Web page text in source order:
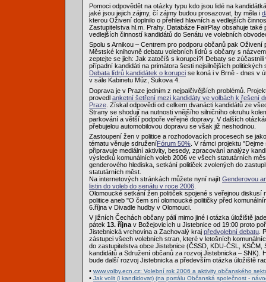
Pomoci odpovědět na otázky typu kdo jsou lidé na
jaké jsou jejich zájmy, čí zájmy budou prosazovat, by měla i
kterou Oživení doplnilo o přehled hlavních a vedlejších
Zastupitelstva hl.m. Prahy. Databáze FairPlay obsahuje také
vedlejších činností kandidátů do Senátu ve volebních
Spolu s Arnikou – Centrem pro podporu občanů pak Oživení
Městské knihovně debatu volebních lídrů s občany s
zeptejte se jich: Jak zatočíš s korupcí?! Debaty se zúčastnili
případní kandidáti na primátora šesti nejsilnějších politických
Debata lídrů kandidátek o korupci se koná i v Brně - dnes v
v sále Kabinetu Múz, Sukova 4.
Doprava je v Praze jedním z nejpalčivějších problémů.
provedl anketní šetření mezi kandidáty ve volbách k řešení
Praze . Získal odpovědi od celkem dvanácti kandidátů ze
Strany se shodují na nutnosti vnějšího silničního okruhu
parkování a větší podpoře veřejné dopravy. V dalších
přebujelou automobilovou dopravu se však již neshodnou.
Zastoupení žen v politice a rozhodovacích procesech se
tématu věnuje sdruženíFórum 50% . V rámci projektu
připravuje mediální aktivity, besedy, zpracování analýzy
výsledků komunálních voleb 2006 ve všech statutárních
genderového hlediska, setkání političek zvolených do
statutárních měst.
Na internetových stránkách můžete nyní najít Genderovou
listin do voleb do senátu v roce 2006
Olomoucké setkání žen političek spojené s veřejnou diskusí
politice aneb "O čem sní olomoucké političky před
6.října v Divadle hudby v Olomouci.
V jižních Čechách občany pálí mimo jiné i otázka úložiště
pátek 13. října v Božejovicích u Jistebnice od 19:00 proto
Jistebnická vrchovina a Zachovalý kraj předvolební debatu .
zástupci všech volebních stran, které v letošních
do zastupitelstva obce Jistebnice (ČSSD, KDU-ČSL, KSČM,
kandidátů a Sdružení občanů za rozvoj Jistebnicka – SNK).
bude další rozvoj Jistebnicka a především otázka úložiště
• www.volby.ecn.cz: Volební rok 2006 a aktivity občanského
• Jak volit (i kandidovat) (na portálu Občanská společnost -